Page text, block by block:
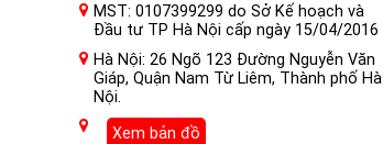
MST: 0107399299 do Sở Kế hoạch và
Đầu tư TP Hà Nội cấp ngày 15/04/2016
Hà Nội: 26 Ngõ 123 Đường Nguyễn Văn
Giáp, Quận Nam Từ Liêm, Thành phố Hà
Nội.
Xem bản đồ